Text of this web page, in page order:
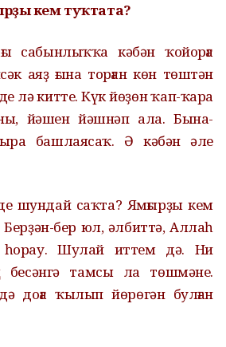
кем туҡтата?
сабынлыҡҡа кәбән ҡойорға
аяҙ ғына торған көн төштән
лә китте. Күк йөҙөн ҡап-ҡара
йәшен йәшнәп ала. Бына-
башлаясаҡ. Ә кәбән әле
шундай саҡта? Ямғырҙы кем
бер юл, әлбиттә, Аллаһ
һорау. Шулай иттем дә. Ни
бесәнгә тамсы ла төшмәне.
доға ҡылып йөрөгән булған